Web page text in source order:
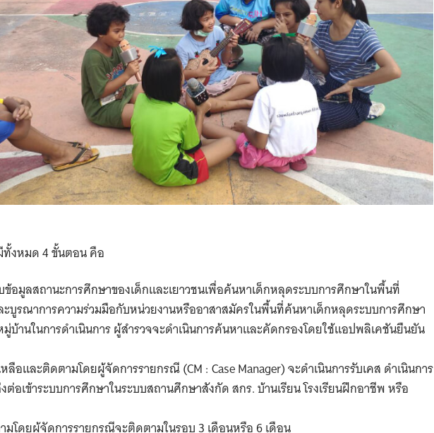
งหมด 4 ขั้นตอน คือ
อมูลสถานะการศึกษาของเด็กและเยาวชนเพื่อค้นหาเด็กหลุดระบบการศึกษาในพื้นที่
บูรณาการความร่วมมือกับหน่วยงานหรืออาสาสมัครในพื้นที่ค้นหาเด็กหลุดระบบการศึกษา
บ้านในการดำเนินการ ผู้สำรวจจะดำเนินการค้นหาและคัดกรองโดยใช้แอปพลิเคชันยืนยัน
ลือและติดตามโดยผู้จัดการรายกรณี (CM : Case Manager) จะดำเนินการรับเคส ดำเนินการ
อเข้าระบบการศึกษาในระบบสถานศึกษาสังกัด สกร. บ้านเรียน โรงเรียนฝึกอาชีพ หรือ
โดยผู้จัดการรายกรณีจะติดตามในรอบ 3 เดือนหรือ 6 เดือน